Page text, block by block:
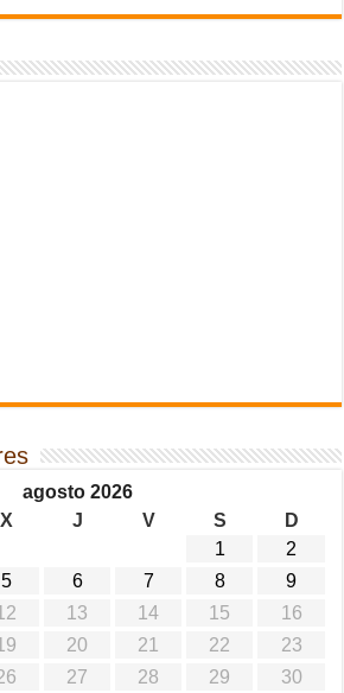
agosto 2026
X J V S
D
1
2
5 6 7 8
9
13 14 15
16
20 21 22
23
27 28 29
30